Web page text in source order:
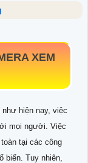
XEM
hiện nay, việc
mọi người. Việc
tại các công
biến. Tuy nhiên,